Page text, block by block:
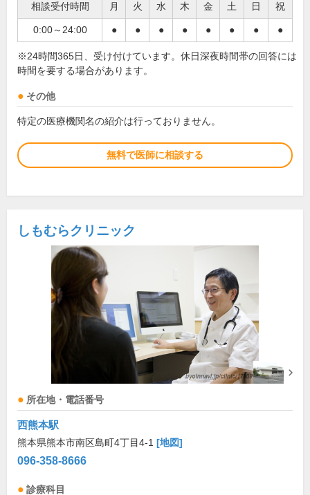
相談受付時間 月 火 水 木 金 土 日 祝
0:00～24:00 ● ● ● ● ● ● ● ●
※24時間365日、受け付けています。休日深夜時間帯の回答には
時間を要する場合があります。
その他
特定の医療機関名の紹介は行っておりません。
無料で医師に相談する
しもむらクリニック
所在地・電話番号
西熊本駅
熊本県熊本市南区島町4丁目4-1 [地図]
096-358-8666
診療科目